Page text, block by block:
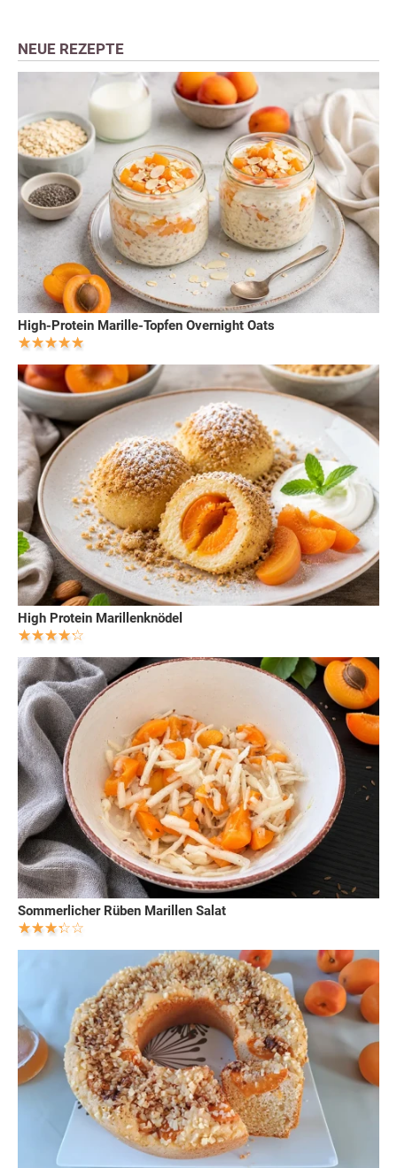
NEUE REZEPTE
High-Protein Marille-Topfen Overnight Oats
High Protein Marillenknödel
Sommerlicher Rüben Marillen Salat